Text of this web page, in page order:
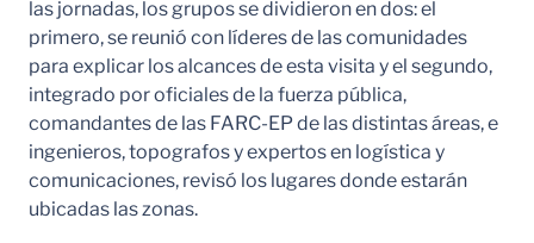
las jornadas, los grupos se dividieron en dos: el
primero, se reunió con líderes de las comunidades
para explicar los alcances de esta visita y el segundo,
integrado por oficiales de la fuerza pública,
comandantes de las FARC-EP de las distintas áreas, e
ingenieros, topografos y expertos en logística y
comunicaciones, revisó los lugares donde estarán
ubicadas las zonas.